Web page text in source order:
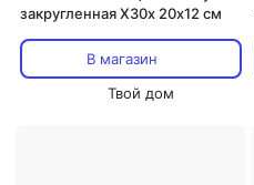
закругленная Х30x 20х12 см
В магазин
Твой дом